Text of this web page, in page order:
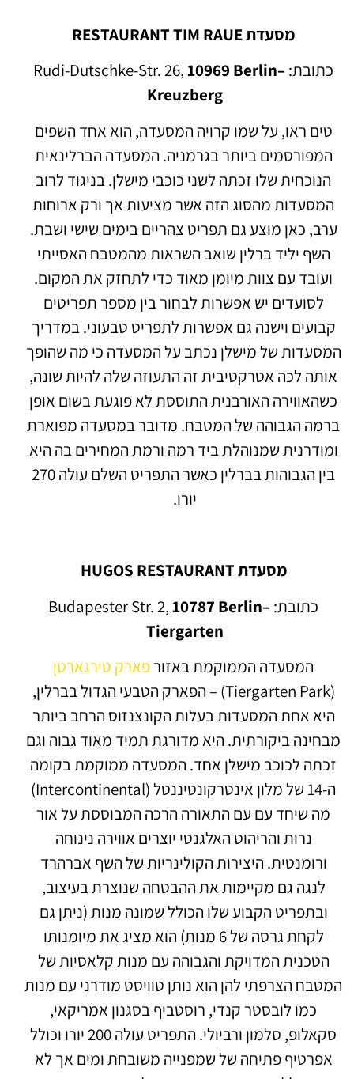
מסעדת RESTAURANT TIM RAUE
כתובת: Rudi-Dutschke-Str. 26,10969 Berlin–
Kreuzberg
טים ראו, על שמו קרויה המסעדה, הוא אחד השפים
המפורסמים ביותר בגרמניה. המסעדה הברלינאית
הנוכחית שלו זכתה לשני כוכבי מישלן. בניגוד לרוב
המסעדות מהסוג הזה אשר מציעות אך ורק ארוחות
ערב, כאן מוצע גם תפריט צהריים בימים שישי ושבת.
השף יליד ברלין שואב השראות מהמטבח האסייתי
ועובד עם צוות מיומן מאוד כדי לתחזק את המקום.
לסועדים יש אפשרות לבחור בין מספר תפריטים
קבועים וישנה גם אפשרות לתפריט טבעוני. במדריך
המסעדות של מישלן נכתב על המסעדה כי מה שהופך
אותה לכה אטרקטיבית זה התעוזה שלה להיות שונה,
כשהאווירה האורבנית התוססת לא פוגעת בשום אופן
ברמה הגבוהה של המטבח. מדובר במסעדה מפוארת
ומודרנית שמנוהלת ביד רמה ורמת המחירים בה היא
בין הגבוהות בברלין כאשר התפריט השלם עולה 270
יורו.
מסעדת HUGOS RESTAURANT
כתובת: Budapester Str. 2,10787 Berlin–
Tiergarten
המסעדה הממוקמת באזורפארק טירגארטן
(Tiergarten Park) – הפארק הטבעי הגדול בברלין,
היא אחת המסעדות בעלות הקונצנזוס הרחב ביותר
מבחינה ביקורתית. היא מדורגת תמיד מאוד גבוה וגם
זכתה לכוכב מישלן אחד. המסעדה ממוקמת בקומה
ה-14 של מלון אינטרקונטיננטל (Intercontinental)
מה שיחד עם עם התאורה הרכה המבוססת על אור
נרות והריהוט האלגנטי יוצרים אווירה נינוחה
ורומנטית. היצירות הקולינריות של השף אברהרד
לנגה גם מקיימות את ההבטחה שנוצרת בעיצוב,
ובתפריט הקבוע שלו הכולל שמונה מנות (ניתן גם
לקחת גרסה של 6 מנות) הוא מציג את מיומנותו
הטכנית המדויקת והגבוהה עם מנות קלאסיות של
המטבח הצרפתי להן הוא נותן טוויסט מודרני עם מנות
כמו לובסטר קנדי, רוסטביף בסגנון אמריקאי,
סקאלופ, סלמון ורביולי. התפריט עולה 200 יורו וכולל
אפרטיף פתיחה של שמפנייה משובחת ומים אך לא